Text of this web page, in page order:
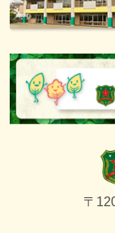
〒